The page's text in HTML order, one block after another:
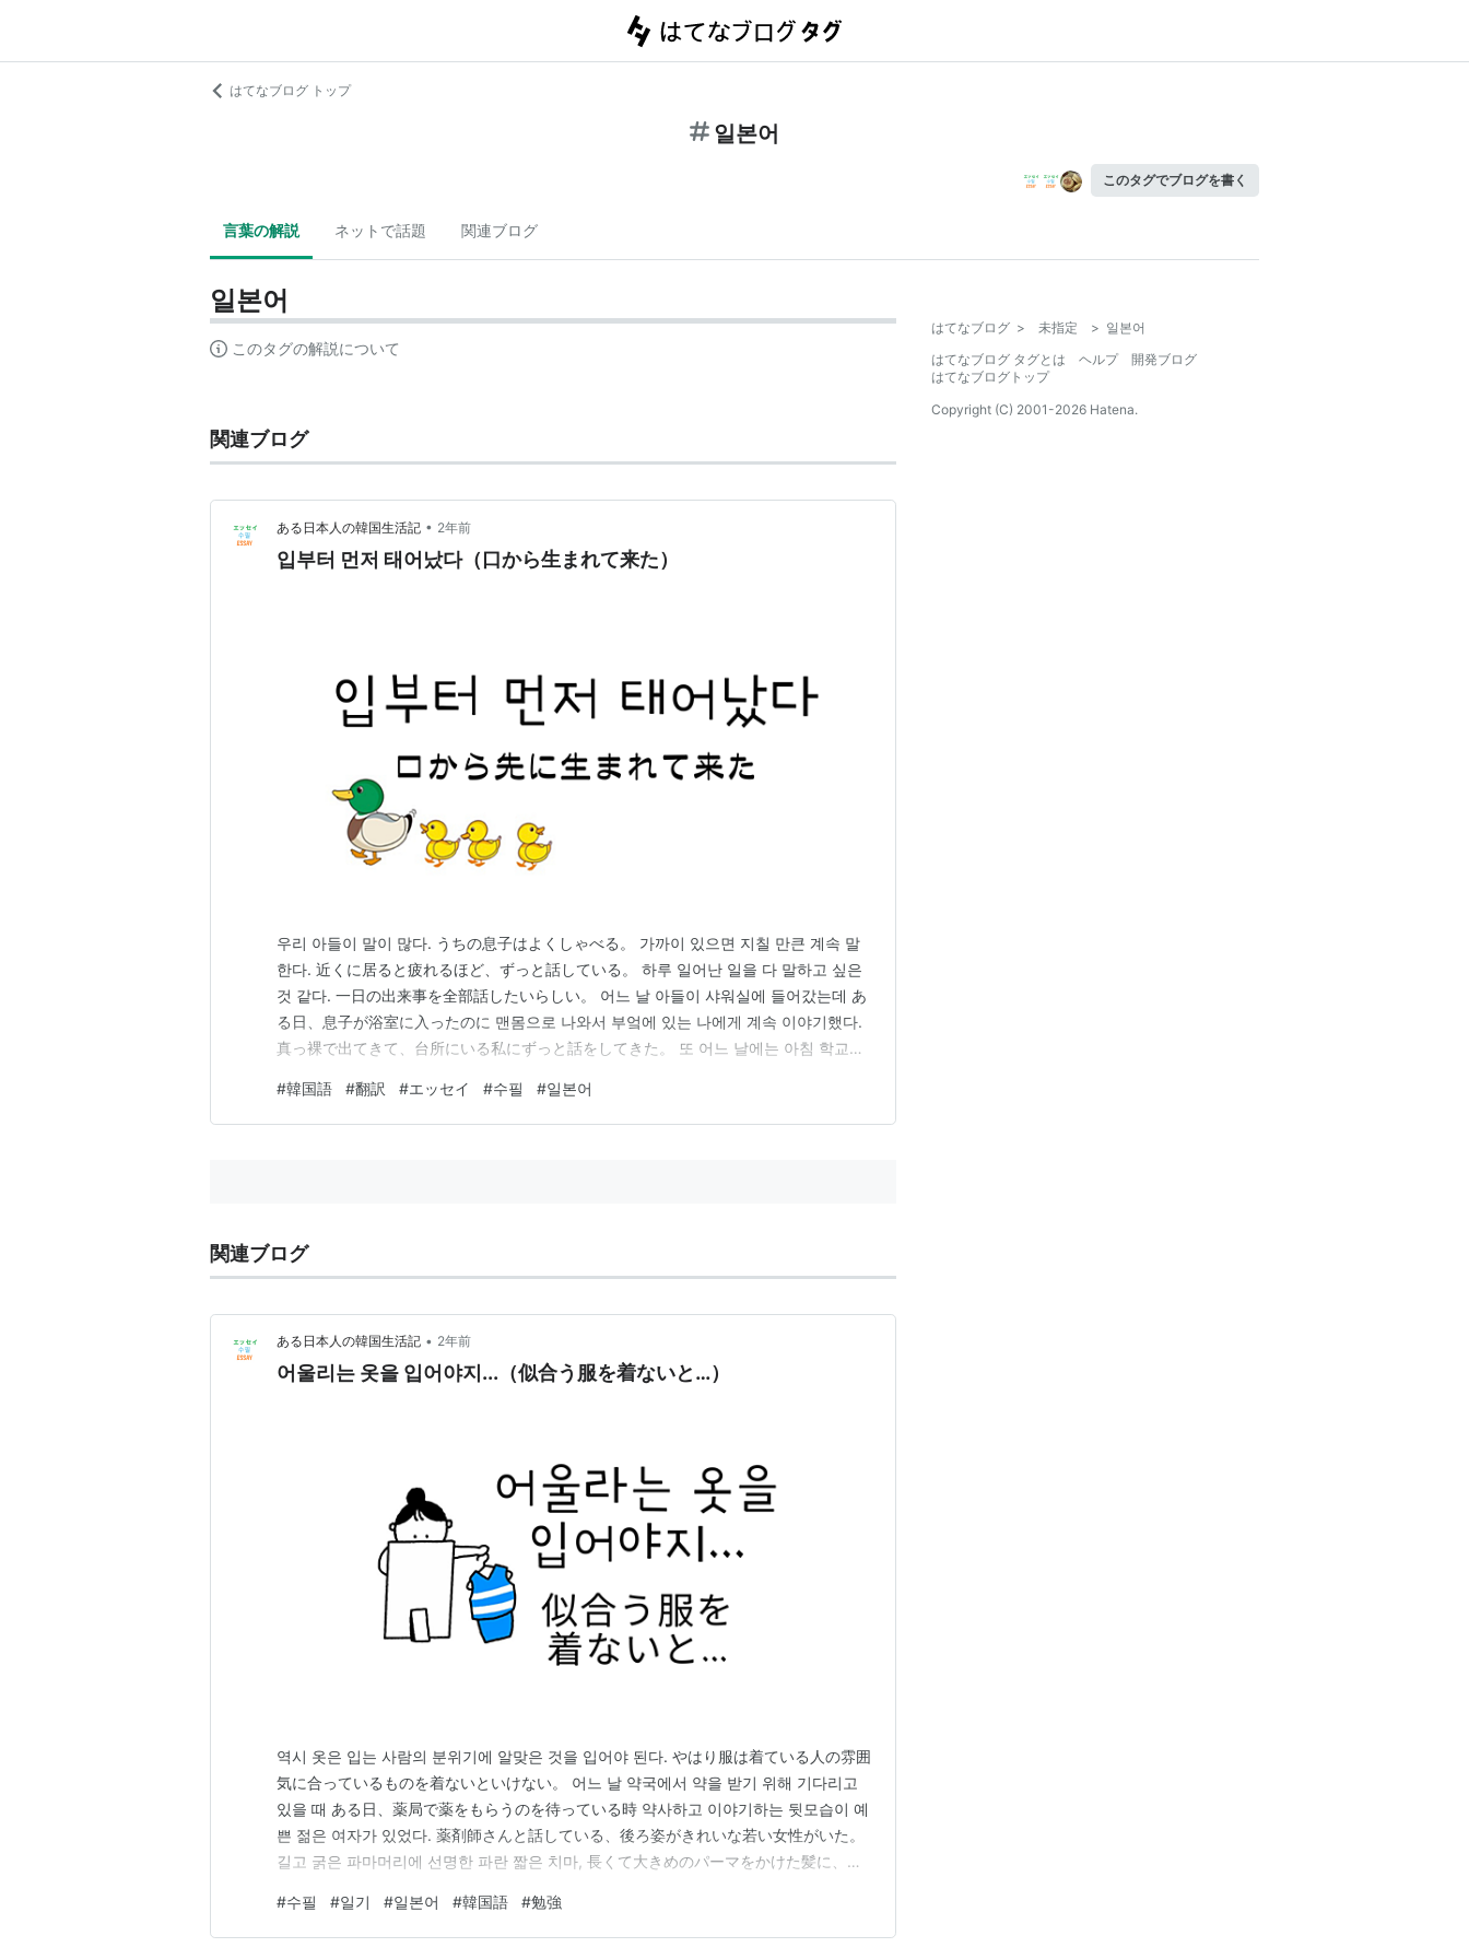
はてなブログ トップ
일본어
このタグでブログを書く
言葉の解説 ネットで話題 関連ブログ
일본어
このタグの解説について
関連ブログ
ある日本人の韓国生活記 • 2年前
입부터 먼저 태어났다（口から生まれて来た）
우리 아들이 말이 많다. うちの息子はよくしゃべる。 가까이 있으면 지칠 만큰 계속 말
한다. 近くに居ると疲れるほど、ずっと話している。 하루 일어난 일을 다 말하고 싶은
것 같다. 一日の出来事を全部話したいらしい。 어느 날 아들이 샤워실에 들어갔는데 あ
る日、息子が浴室に入ったのに 맨몸으로 나와서 부엌에 있는 나에게 계속 이야기했다.
真っ裸で出てきて、台所にいる私にずっと話をしてきた。 또 어느 날에는 아침 학교에
関のドアを開けたのに 돌아서 신발을 벗고 거실에 있는 나에게 오…
#韓国語 #翻訳 #エッセイ #수필 #일본어
関連ブログ
ある日本人の韓国生活記 • 2年前
어울리는 옷을 입어야지...（似合う服を着ないと…）
역시 옷은 입는 사람의 분위기에 알맞은 것을 입어야 된다. やはり服は着ている人の雰囲
気に合っているものを着ないといけない。 어느 날 약국에서 약을 받기 위해 기다리고
있을 때 ある日、薬局で薬をもらうのを待っている時 약사하고 이야기하는 뒷모습이 예
쁜 젊은 여자가 있었다. 薬剤師さんと話している、後ろ姿がきれいな若い女性がいた。
길고 굵은 파마머리에 선명한 파란 짧은 치마, 長くて大きめのパーマをかけた髪に、鮮
ていた。 키도 큰 편이고 몸매도 좋았다. 背も高い方で、スタイルも良か…
#수필 #일기 #일본어 #韓国語 #勉強
はてなブログ > 未指定 > 일본어
はてなブログ タグとは
ヘルプ
開発ブログ
はてなブログトップ
Copyright (C) 2001-2026 Hatena.